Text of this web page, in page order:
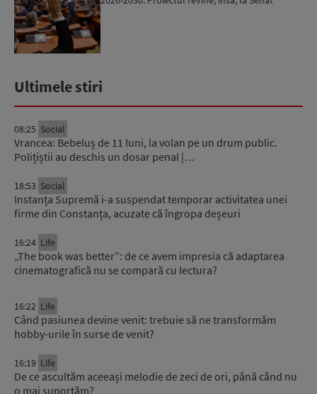
Ultimele stiri
08:25 Social
Vrancea: Bebeluș de 11 luni, la volan pe un drum public.
Polițiștii au deschis un dosar penal |…
18:53 Social
Instanța Supremă i-a suspendat temporar activitatea unei
firme din Constanța, acuzate că îngropa deșeuri
16:24 Life
„The book was better”: de ce avem impresia că adaptarea
cinematografică nu se compară cu lectura?
16:22 Life
Când pasiunea devine venit: trebuie să ne transformăm
hobby-urile în surse de venit?
16:19 Life
De ce ascultăm aceeași melodie de zeci de ori, până când nu
o mai suportăm?